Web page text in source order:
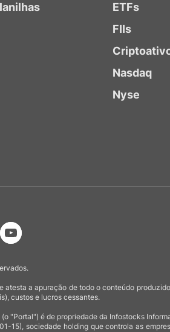
ETFs
FIIs
Nasdaq
Nyse
atesta a apuração de todo o conteúdo
custos e lucros cessantes.
"Portal") é de propriedade da Infostocks
15), sociedade holding que controla as